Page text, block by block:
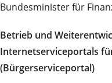
Bundesminister für
Betrieb und
Internetserviceportals
(Bürgerserviceportal)